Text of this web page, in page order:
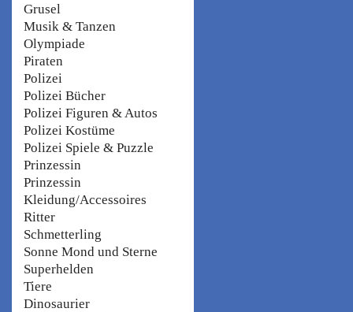
Grusel
Musik & Tanzen
Olympiade
Piraten
Polizei
Polizei Bücher
Polizei Figuren & Autos
Polizei Kostüme
Polizei Spiele & Puzzle
Prinzessin
Prinzessin
Kleidung/Accessoires
Ritter
Schmetterling
Sonne Mond und Sterne
Superhelden
Tiere
Dinosaurier